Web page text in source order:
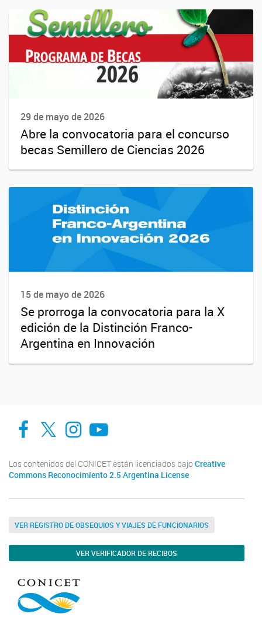
29 de mayo de 2026
Abre la convocatoria para el concurso
becas Semillero de Ciencias 2026
15 de mayo de 2026
Se prorroga la convocatoria para la X
edición de la Distinción Franco-
Argentina en Innovación
Facebook
Twitter
Instagram
Youtube
Los contenidos del CONICET están licenciados bajo Creative
Commons Reconocimiento 2.5 Argentina License
VER REGISTRO DE OBSEQUIOS Y VIAJES DE FUNCIONARIOS
VER VERIFICADOR DE RECIBOS